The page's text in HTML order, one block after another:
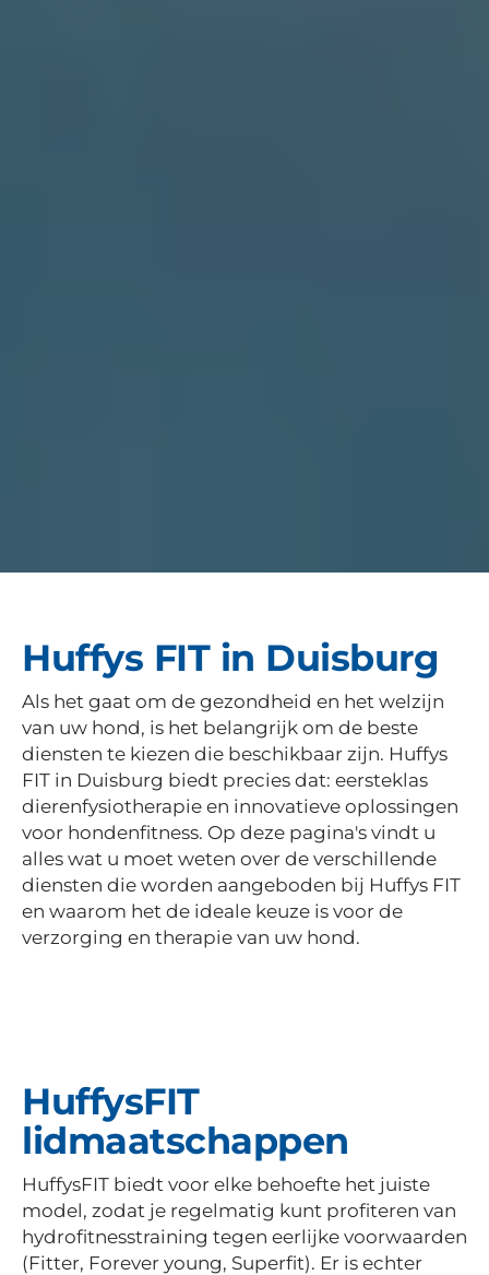
Huffys FIT in Duisburg
Als het gaat om de gezondheid en het welzijn
van uw hond, is het belangrijk om de beste
diensten te kiezen die beschikbaar zijn. Huffys
FIT in Duisburg biedt precies dat: eersteklas
dierenfysiotherapie en innovatieve oplossingen
voor hondenfitness. Op deze pagina's vindt u
alles wat u moet weten over de verschillende
diensten die worden aangeboden bij Huffys FIT
en waarom het de ideale keuze is voor de
verzorging en therapie van uw hond.
HuffysFIT
lidmaatschappen
HuffysFIT biedt voor elke behoefte het juiste
model, zodat je regelmatig kunt profiteren van
hydrofitnesstraining tegen eerlijke voorwaarden
(Fitter, Forever young, Superfit). Er is echter